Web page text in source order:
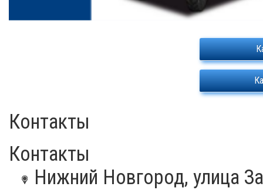
Контакты
Контакты
Нижний Новгород, улица